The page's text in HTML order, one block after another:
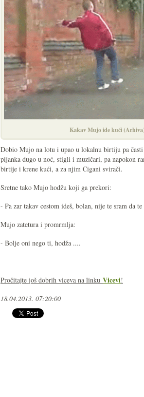
Kakav Mujo ide kući
Dobio Mujo na lotu i upao u lokalnu birtiju pa časti
pijanka dugo u noć, stigli i muzičari, pa napokon
birtije i krene kući, a za njim Cigani svirači.
Sretne tako Mujo hodžu koji ga prekori:
- Pa zar takav cestom ideš, bolan, nije te sram da
Mujo zatetura i promrmlja:
- Bolje oni nego ti, hodža ....
Pročitajte još dobrih viceva na linku Vicevi!
18.04.2013. 07:20:00